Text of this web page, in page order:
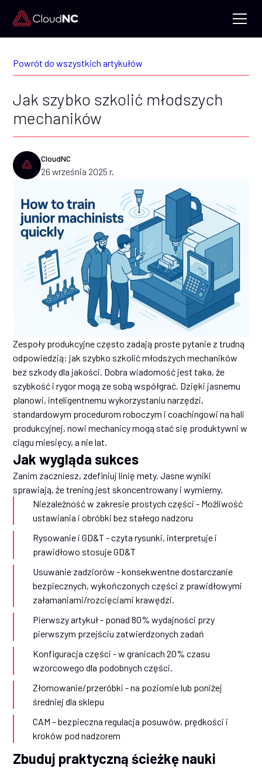
Powrót do wszystkich artykułów
Jak szybko szkolić młodszych
mechaników
CloudNC
26 września 2025 r.
Zespoły produkcyjne często zadają proste pytanie z trudną
odpowiedzią: jak szybko szkolić młodszych mechaników
bez szkody dla jakości. Dobra wiadomość jest taka, że
szybkość i rygor mogą ze sobą współgrać. Dzięki jasnemu
planowi, inteligentnemu wykorzystaniu narzędzi,
standardowym procedurom roboczym i coachingowi na hali
produkcyjnej, nowi mechanicy mogą stać się produktywni w
ciągu miesięcy, a nie lat.
Jak wygląda sukces
Zanim zaczniesz, zdefiniuj linię mety. Jasne wyniki
sprawiają, że trening jest skoncentrowany i wymierny.
Niezależność w zakresie prostych części - Możliwość
ustawiania i obróbki bez stałego nadzoru
Rysowanie i GD&T - czyta rysunki, interpretuje i
prawidłowo stosuje GD&T
Usuwanie zadziorów - konsekwentne dostarczanie
bezpiecznych, wykończonych części z prawidłowymi
załamaniami/rozcięciami krawędzi.
Pierwszy artykuł - ponad 80% wydajności przy
pierwszym przejściu zatwierdzonych zadań
Konfiguracja części - w granicach 20% czasu
wzorcowego dla podobnych części.
Złomowanie/przeróbki - na poziomie lub poniżej
średniej dla sklepu
CAM – bezpieczna regulacja posuwów, prędkości i
kroków pod nadzorem
Zbuduj praktyczną ścieżkę nauki